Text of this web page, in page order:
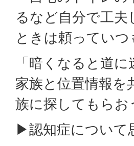
るなど自分で工
ときは頼ってい
「暗くなると道
家族と位置情報を
族に探してもら
▶認知症について